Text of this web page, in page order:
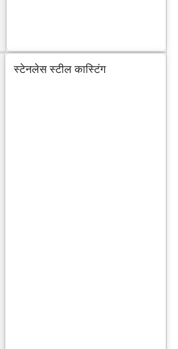
स्टेनलेस स्टील कास्टिंग